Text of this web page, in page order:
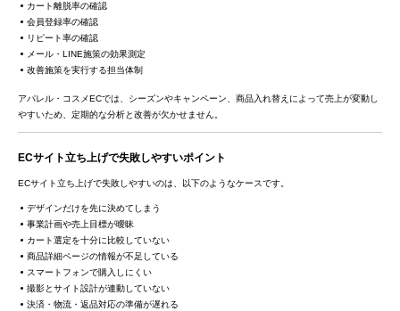
カート離脱率の確認
会員登録率の確認
リピート率の確認
メール・LINE施策の効果測定
改善施策を実行する担当体制
アパレル・コスメECでは、シーズンやキャンペーン、商品入れ替えによって売上が変動し
やすいため、定期的な分析と改善が欠かせません。
ECサイト立ち上げで失敗しやすいポイント
ECサイト立ち上げで失敗しやすいのは、以下のようなケースです。
デザインだけを先に決めてしまう
事業計画や売上目標が曖昧
カート選定を十分に比較していない
商品詳細ページの情報が不足している
スマートフォンで購入しにくい
撮影とサイト設計が連動していない
決済・物流・返品対応の準備が遅れる